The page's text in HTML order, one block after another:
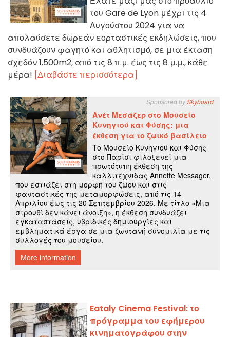
του Gare de Lyon μέχρι τις 4
Αυγούστου 2024 για να
απολαύσετε δωρεάν εορταστικές εκδηλώσεις, που
συνδυάζουν φαγητό και αθλητισμό, σε μια έκταση
σχεδόν 1.500m2, από τις 8 π.μ. έως τις 8 μ.μ., κάθε
μέρα! [Διαβάστε περισσότερα]
Eataly Cinema Festival: το
πρόγραμμα του εφήμερου
κινηματογράφου στην